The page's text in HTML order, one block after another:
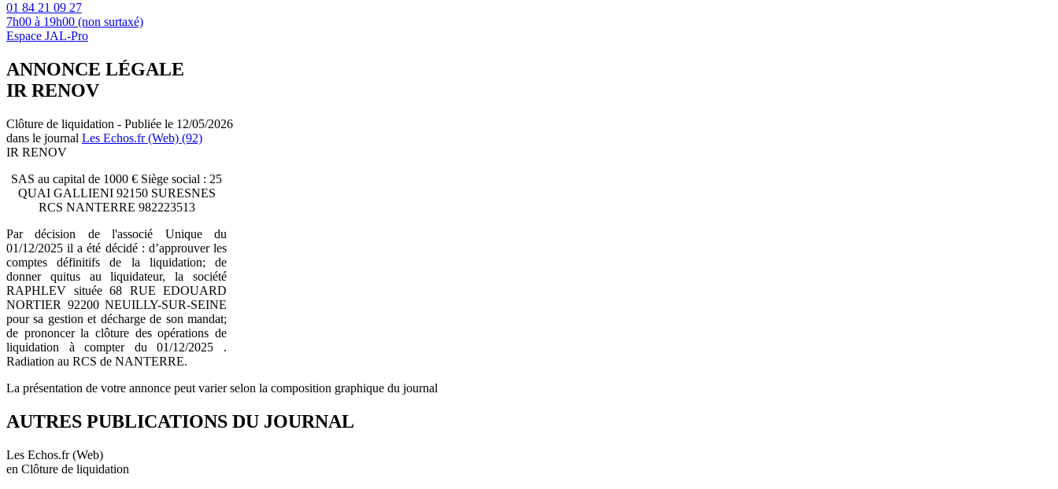
01 84 21 09 27
7h00 à 19h00 (non surtaxé)
Espace JAL-Pro
ANNONCE LÉGALE
IR RENOV
Clôture de liquidation - Publiée le 12/05/2026
dans le journal Les Echos.fr (Web) (92)
IR RENOV
SAS au capital de 1000 € Siège social : 25
QUAI GALLIENI 92150 SURESNES
RCS NANTERRE 982223513
Par décision de l'associé Unique du
01/12/2025 il a été décidé : d’approuver les
comptes définitifs de la liquidation; de
donner quitus au liquidateur, la société
RAPHLEV située 68 RUE EDOUARD
NORTIER 92200 NEUILLY-SUR-SEINE
pour sa gestion et décharge de son mandat;
de prononcer la clôture des opérations de
liquidation à compter du 01/12/2025 .
Radiation au RCS de NANTERRE.
La présentation de votre annonce peut varier selon la composition graphique du journal
AUTRES PUBLICATIONS DU JOURNAL
Les Echos.fr (Web)
en Clôture de liquidation